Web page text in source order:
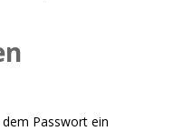
Passwort ein